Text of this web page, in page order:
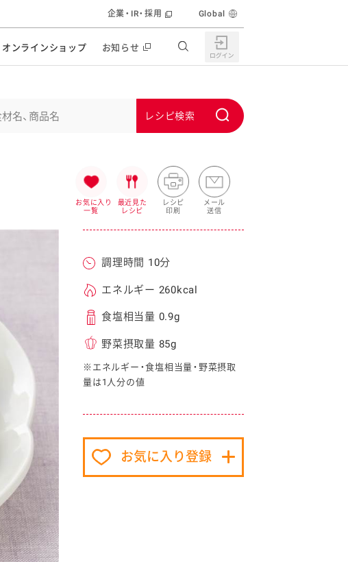
おすすめの特設サイト
キユーピー マヨネーズキッチン
明日もうれしい。サラダストック
おうちで作るポテトサラダ
おうちでミールストック
みんなの食と健康応援
その他の商品サイトキャンペーン・イベント
イベント協賛
オンラインショップ お知らせ
企業・IR・採用
食育活動
株主・投資家の皆様へ
Global
m
i
お気に入り
一覧
最近見た
レシピ
レシピ
印刷
メール
送信
調理時間 10分
エネルギー 260kcal
食塩相当量 0.9g
野菜摂取量 85g
※エネルギー・食塩相当量・野菜摂取
量は1人分の値
お気に入り登録